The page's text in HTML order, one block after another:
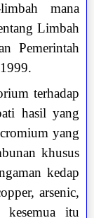
mana
Limbah
Pemerintah
terhadap
hasil yang
yang
khusus
kedap
arsenic,
kesemua itu